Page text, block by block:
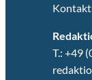
T.: +49